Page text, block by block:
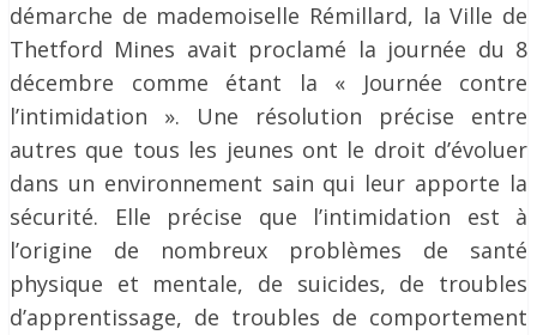
démarche de mademoiselle Rémillard, la Ville de
Thetford Mines avait proclamé la journée du 8
décembre comme étant la « Journée contre
l’intimidation ». Une résolution précise entre
autres que tous les jeunes ont le droit d’évoluer
dans un environnement sain qui leur apporte la
sécurité. Elle précise que l’intimidation est à
l’origine de nombreux problèmes de santé
physique et mentale, de suicides, de troubles
d’apprentissage, de troubles de comportement